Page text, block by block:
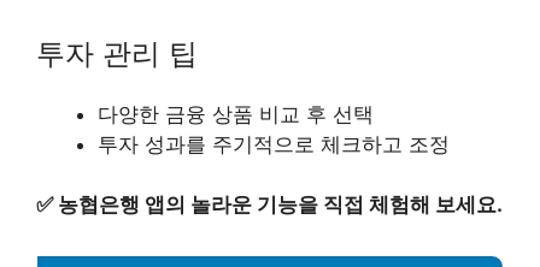
투자 관리 팁
다양한 금융 상품 비교 후 선택
투자 성과를 주기적으로 체크하고 조정
✅ 농협은행 앱의 놀라운 기능을 직접 체험해 보세요.